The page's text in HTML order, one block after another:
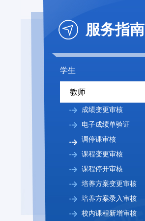
服务指南
学生
教师
成绩变更审核
电子成绩单验证
调停课审核
课程变更审核
课程停开审核
培养方案变更审核
培养方案录入审核
校内课程新增审核